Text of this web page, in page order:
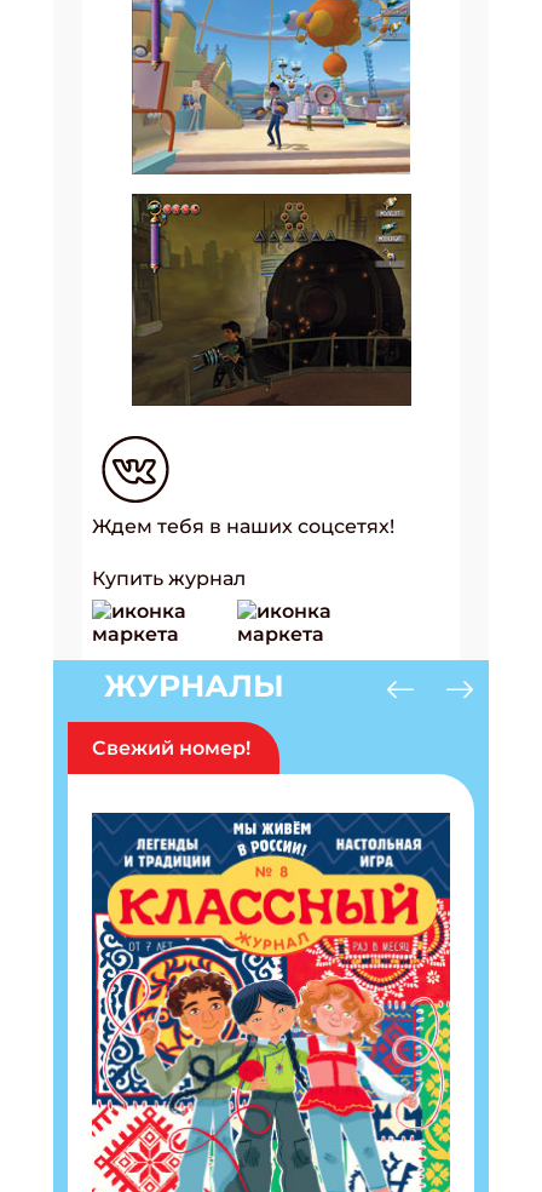
Ждем тебя в наших соцсетях!
Купить журнал
ЖУРНАЛЫ
Свежий номер!